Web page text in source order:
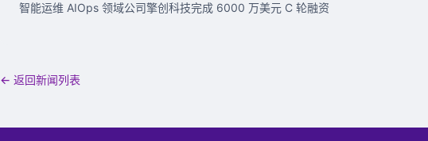
智能运维 AIOps 领域公司擎创科技完成 6000 万美元 C 轮融资
← 返回新闻列表